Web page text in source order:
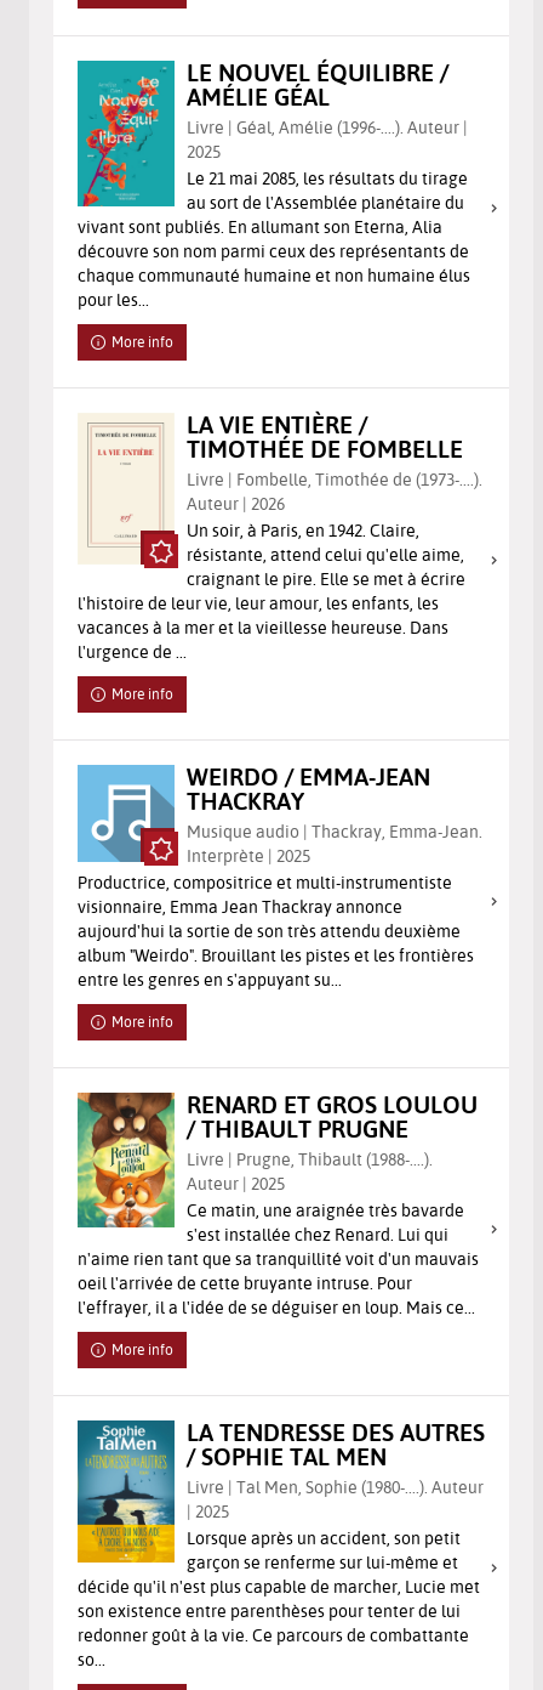
LE NOUVEL ÉQUILIBRE /
AMÉLIE GÉAL
Livre | Géal, Amélie (1996-....). Auteur |
2025
Le 21 mai 2085, les résultats du tirage
au sort de l'Assemblée planétaire du
vivant sont publiés. En allumant son Eterna, Alia
découvre son nom parmi ceux des représentants de
chaque communauté humaine et non humaine élus
pour les...
More info
LA VIE ENTIÈRE /
TIMOTHÉE DE FOMBELLE
Livre | Fombelle, Timothée de (1973-....).
Auteur | 2026
Un soir, à Paris, en 1942. Claire,
résistante, attend celui qu'elle aime,
craignant le pire. Elle se met à écrire
l'histoire de leur vie, leur amour, les enfants, les
vacances à la mer et la vieillesse heureuse. Dans
l'urgence de ...
More info
WEIRDO / EMMA-JEAN
THACKRAY
Musique audio | Thackray, Emma-Jean.
Interprète | 2025
Productrice, compositrice et multi-instrumentiste
visionnaire, Emma Jean Thackray annonce
aujourd'hui la sortie de son très attendu deuxième
album "Weirdo". Brouillant les pistes et les frontières
entre les genres en s'appuyant su...
More info
RENARD ET GROS LOULOU
/ THIBAULT PRUGNE
Livre | Prugne, Thibault (1988-....).
Auteur | 2025
Ce matin, une araignée très bavarde
s'est installée chez Renard. Lui qui
n'aime rien tant que sa tranquillité voit d'un mauvais
oeil l'arrivée de cette bruyante intruse. Pour
l'effrayer, il a l'idée de se déguiser en loup. Mais ce...
More info
LA TENDRESSE DES AUTRES
/ SOPHIE TAL MEN
Livre | Tal Men, Sophie (1980-....). Auteur
| 2025
Lorsque après un accident, son petit
garçon se renferme sur lui-même et
décide qu'il n'est plus capable de marcher, Lucie met
son existence entre parenthèses pour tenter de lui
redonner goût à la vie. Ce parcours de combattante
so...